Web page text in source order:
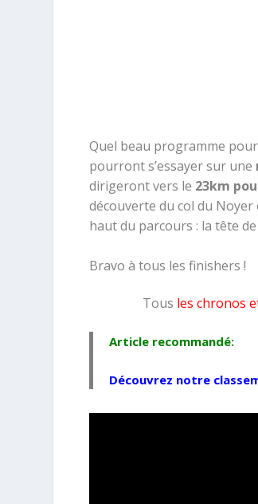
Quel beau programme
pourront s’essayer sur une
dirigeront vers le 23km
découverte du col du Noyer
haut du parcours : la tête
Bravo à tous les finishers !
Tous les chronos
Article recommandé:
Découvrez notre